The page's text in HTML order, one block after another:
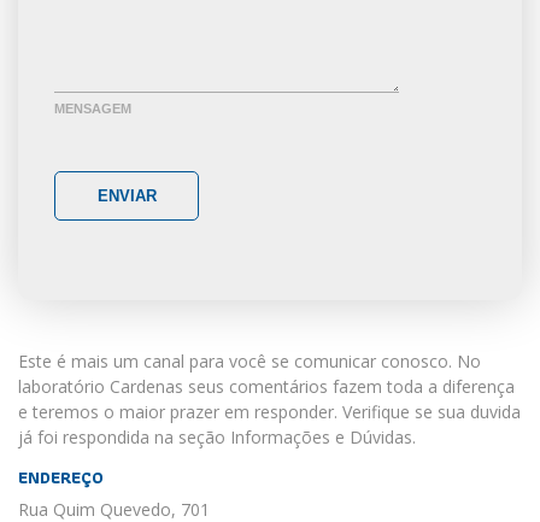
MENSAGEM
ENVIAR
Este é mais um canal para você se comunicar conosco. No
laboratório Cardenas seus comentários fazem toda a diferença
e teremos o maior prazer em responder. Verifique se sua duvida
já foi respondida na seção Informações e Dúvidas.
ENDEREÇO
Rua Quim Quevedo, 701